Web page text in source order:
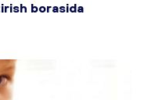
borasida